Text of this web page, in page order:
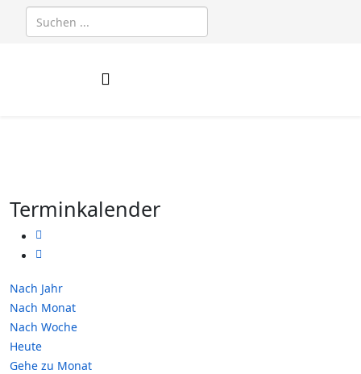
Terminkalender
Nach Jahr
Nach Monat
Nach Woche
Heute
Gehe zu Monat